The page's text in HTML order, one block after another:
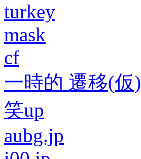
turkey
mask
cf
一時的 遷移(仮)
笑up
aubg.jp